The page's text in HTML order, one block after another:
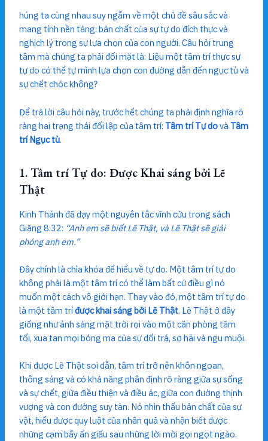
húng ta cùng nhau suy ngẫm về một chủ đề sâu sắc và
mang tính nền tảng: bản chất của sự tự do đích thực và
nghịch lý trong sự lựa chọn của con người. Câu hỏi trung
tâm mà chúng ta phải đối mặt là: Liệu một tâm trí thực sự
tự do có thể tự mình lựa chọn con đường dẫn đến ngục tù và
sự chết chóc không?
Để trả lời câu hỏi này, trước hết chúng ta phải định nghĩa rõ
ràng hai trạng thái đối lập của tâm trí: Tâm trí Tự dovà Tâm
trí Ngục tù.
1. Tâm trí Tự do: Được Khai sáng bởi Lẽ
Thật
Kinh Thánh đã dạy một nguyên tắc vĩnh cửu trong sách
Giăng 8:32: “Anh em sẽ biết Lẽ Thật, và Lẽ Thật sẽ giải
phóng anh em.”
Đây chính là chìa khóa để hiểu về tự do. Một tâm trí tự do
không phải là một tâm trí có thể làm bất cứ điều gì nó
muốn một cách vô giới hạn. Thay vào đó, một tâm trí tự do
là một tâm tríđược khai sáng bởi Lẽ Thật. Lẽ Thật ở đây
giống như ánh sáng mặt trời rọi vào một căn phòng tăm
tối, xua tan mọi bóng ma của sự dối trá, sợ hãi và ngu muội.
Khi được Lẽ Thật soi dẫn, tâm trí trở nên khôn ngoan,
thông sáng và có khả năng phân định rõ ràng giữa sự sống
và sự chết, giữa điều thiện và điều ác, giữa con đường thịnh
vượng và con đường suy tàn. Nó nhìn thấu bản chất của sự
vật, hiểu được quy luật của nhân quả và nhận biết được
những cạm bẫy ẩn giấu sau những lời mời gọi ngọt ngào.